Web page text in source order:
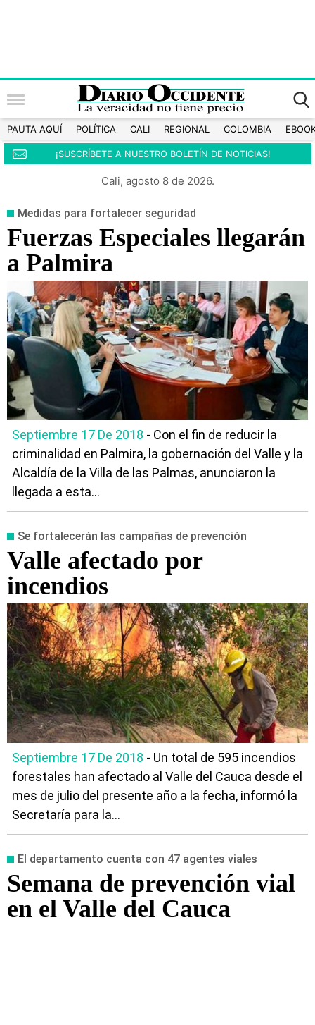
PAUTA AQUÍ POLÍTICA CALI REGIONAL COLOMBIA
¡SUSCRÍBETE A NUESTRO BOLETÍN DE NOTICIAS!
Cali, agosto 8 de 2026.
Medidas para fortalecer seguridad
Fuerzas Especiales llegarán
a Palmira
Septiembre 17 De 2018 - Con el fin de reducir la
criminalidad en Palmira, la gobernación del Valle y la
Alcaldía de la Villa de las Palmas, anunciaron la
llegada a esta...
Se fortalecerán las campañas de prevención
Valle afectado por
incendios
Septiembre 17 De 2018 - Un total de 595 incendios
forestales han afectado al Valle del Cauca desde el
mes de julio del presente año a la fecha, informó la
Secretaría para la...
El departamento cuenta con 47 agentes viales
Semana de prevención vial
en el Valle del Cauca